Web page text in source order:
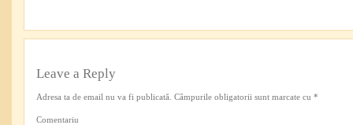
Leave a Reply
Adresa ta de email nu va fi publicată. Câmpurile obligatorii sunt marcate cu *
Comentariu